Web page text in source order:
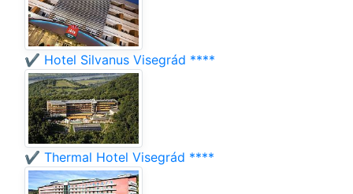
✔️ Hotel Silvanus Visegrád ****
✔️ Thermal Hotel Visegrád ****